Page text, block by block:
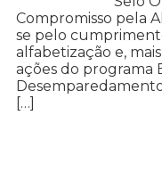
Compromisso pela
se pelo
alfabetização e,
ações do programa
[…]